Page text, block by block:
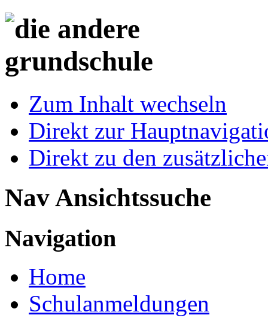
Zum Inhalt wechseln
Direkt zur
Direkt zu den
Nav Ansichtssuche
Navigation
Home
Schulanmeldungen